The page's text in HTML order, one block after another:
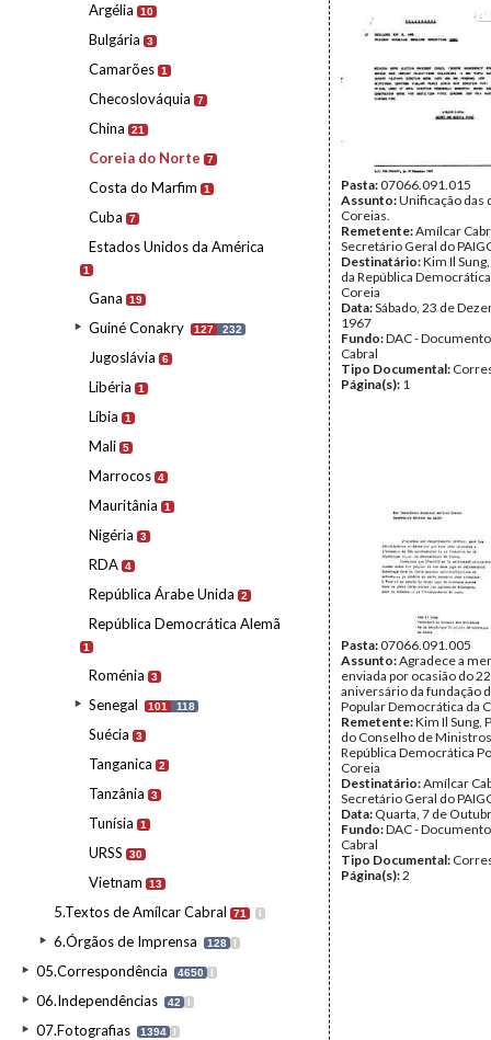
Argélia 10
Bulgária 3
Camarões 1
Checoslováquia 7
China 21
Coreia do Norte 7
Costa do Marfim 1
Cuba 7
Estados Unidos da América
1
Gana 19
Guiné Conakry 127 232
Jugoslávia 6
Libéria 1
Líbia 1
Mali 5
Marrocos 4
Mauritânia 1
Nigéria 3
RDA 4
República Árabe Unida 2
República Democrática Alemã
1
Roménia 3
Senegal 101 118
Suécia 3
Tanganica 2
Tanzânia 3
Tunísia 1
URSS 30
Vietnam 13
5.Textos de Amílcar Cabral 71 I
6.Órgãos de Imprensa 128 I
05.Correspondência 4650 I
06.Independências 42 I
07.Fotografias 1394 I
Pasta:07066.091.015
Assunto:Unificação das
Coreias.
Remetente:Amílcar
Secretário Geral do
Destinatário:Kim Il
da República
Coreia
Data:Sábado, 23 de
1967
Fundo:DAC -
Cabral
Tipo Documental:
Página(s): 1
Pasta:07066.091.005
Assunto:Agradece a
enviada por ocasião do
aniversário da fundação
Popular Democrática da
Remetente:Kim Il Sung,
do Conselho de
República Democrática
Coreia
Destinatário:Amílcar
Secretário Geral do
Data: Quarta, 7 de
Fundo:DAC -
Cabral
Tipo Documental:
Página(s):2